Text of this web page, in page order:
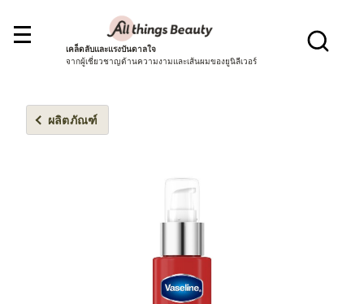
เคล็ดลับและแรงบันดาลใจ
จากผู้เชี่ยวชาญด้านความงามและเส้นผมของยูนิลีเวอร์
ผลิตภัณฑ์